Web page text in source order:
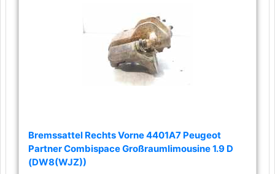
Bremssattel Rechts Vorne 4401A7 Peugeot
Partner Combispace Großraumlimousine 1.9 D
(DW8(WJZ))